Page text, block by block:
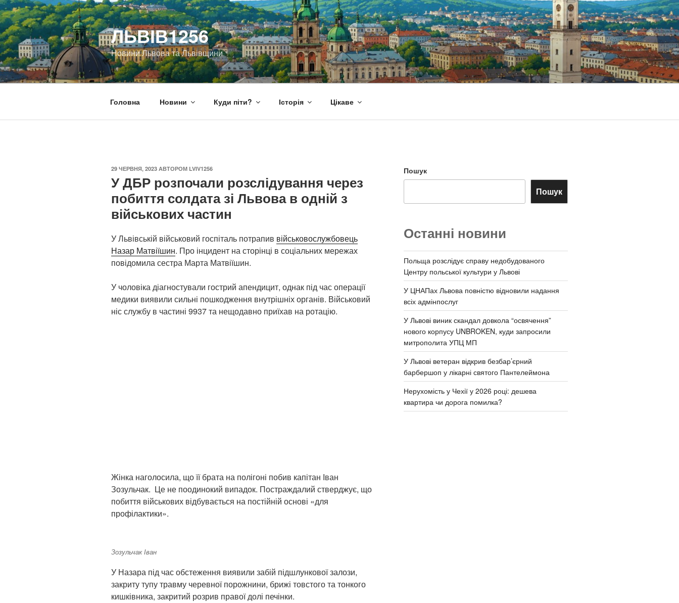
Перейти
до
вмісту
ЛЬВІВ1256
Новини Львова та Львівщини
Головна Новини Куди піти? Історія Цікаве
ОПУБЛІКОВАНО
29 ЧЕРВНЯ, 2023 АВТОРОМ LVIV1256
У ДБР розпочали розслідування через
побиття солдата зі Львова в одній з
військових частин
У Львівській військовий госпіталь потрапив військовослужбовець
Назар Матвіїшин. Про інцидент на сторінці в соціальних мережах
повідомила сестра Марта Матвіїшин.
У чоловіка діагностували гострий апендицит, однак під час операції
медики виявили сильні пошкодження внутрішніх органів. Військовий
ніс службу в частині 9937 та нещодавно приїхав на ротацію.
Жінка наголосила, що її брата на полігоні побив капітан Іван
Зозульчак. Це не поодинокий випадок. Постраждалий стверджує, що
побиття військових відбувається на постійній основі «для
профілактики».
Зозульчак Іван
У Назара під час обстеження виявили забій підшлункової залози,
закриту тупу травму черевної порожнини, брижі товстого та тонкого
кишківника, закритий розрив правої долі печінки.
Пошук
Пошук
Останні новини
Польща розслідує справу недобудованого
Центру польської культури у Львові
У ЦНАПах Львова повністю відновили надання
всіх адмінпослуг
У Львові виник скандал довкола “освячення”
нового корпусу UNBROKEN, куди запросили
митрополита УПЦ МП
У Львові ветеран відкрив безбар’єрний
барбершоп у лікарні святого Пантелеймона
Нерухомість у Чехії у 2026 році: дешева
квартира чи дорога помилка?